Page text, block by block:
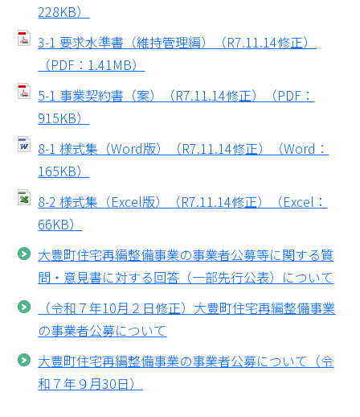
その他から探す
町史・館報
役場案内
おおとよ動画ライブラリー
228KB）
3-1 要求水準書（維持管理編）（R7.11.14修正）
（PDF：1.41MB）
5-1 事業契約書（案）（R7.11.14修正）（PDF：
915KB）
8-1 様式集（Word版）（R7.11.14修正）（Word：
165KB）
8-2 様式集（Excel版）（R7.11.14修正）（Excel：
66KB）
大豊町住宅再編整備事業の事業者公募等に関する質
問・意見書に対する回答（一部先行公表）について
（令和７年10月２日修正）大豊町住宅再編整備事業
の事業者公募について
大豊町住宅再編整備事業の事業者公募について（令
和７年９月30日）